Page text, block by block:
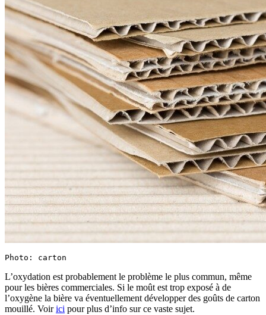
Photo: carton
L’oxydation est probablement le problème le plus commun, même
pour les bières commerciales. Si le moût est trop exposé à de
l’oxygène la bière va éventuellement développer des goûts de carton
mouillé. Voirici pour plus d’info sur ce vaste sujet.